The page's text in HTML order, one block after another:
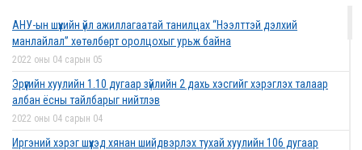
АНУ-ын шүүхийн үйл ажиллагаатай танилцах “Нээлттэй дэлхий
манлайлал” хөтөлбөрт оролцохыг урьж байна
2022 оны 04 сарын 05
Эрүүгийн хуулийн 1.10 дугаар зүйлийн 2 дахь хэсгийг хэрэглэх талаар
албан ёсны тайлбарыг нийтлэв
2022 оны 04 сарын 04
Иргэний хэрэг шүүхэд хянан шийдвэрлэх тухай хуулийн 106 дугаар